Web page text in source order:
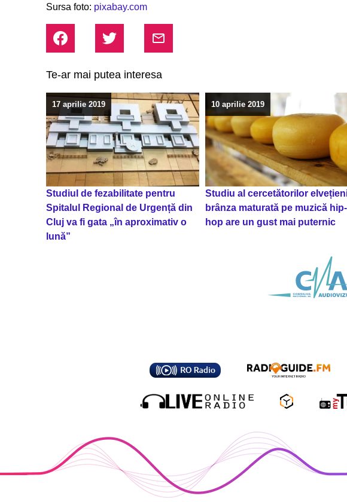
Sursa foto: pixabay.com
Te-ar mai putea interesa
Studiul de fezabilitate pentru
Spitalul Regional de Urgență din
Cluj va fi gata „în aproximativ o
lună”
17 aprilie 2019
Studiu al cercetătorilor
brânza maturată pe muzică hip-
hop are un gust mai puternic
10 aprilie 2019